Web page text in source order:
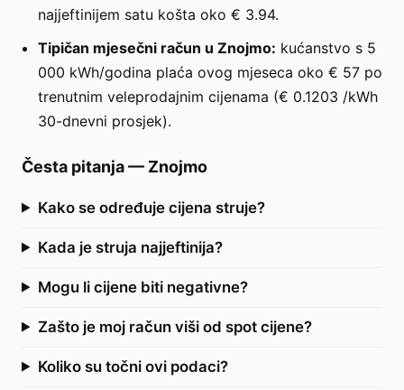
najjeftinijem satu košta oko € 3.94.
Tipičan mjesečni račun u Znojmo: kućanstvo s 5
000 kWh/godina plaća ovog mjeseca oko € 57 po
trenutnim veleprodajnim cijenama (€ 0.1203 /kWh
30-dnevni prosjek).
Česta pitanja— Znojmo
Kako se određuje cijena struje?
Kada je struja najjeftinija?
Mogu li cijene biti negativne?
Zašto je moj račun viši od spot cijene?
Koliko su točni ovi podaci?